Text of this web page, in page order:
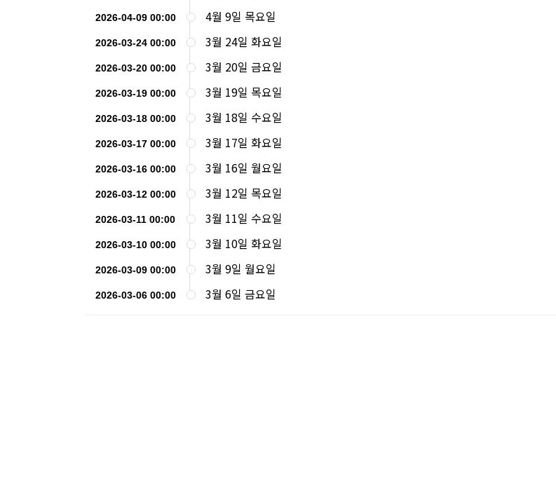
2026-04-09 00:00 4월 9일 목요일
2026-03-24 00:00 3월 24일 화요일
2026-03-20 00:00 3월 20일 금요일
2026-03-19 00:00 3월 19일 목요일
2026-03-18 00:00 3월 18일 수요일
2026-03-17 00:00 3월 17일 화요일
2026-03-16 00:00 3월 16일 월요일
2026-03-12 00:00 3월 12일 목요일
2026-03-11 00:00 3월 11일 수요일
2026-03-10 00:00 3월 10일 화요일
2026-03-09 00:00 3월 9일 월요일
2026-03-06 00:00 3월 6일 금요일